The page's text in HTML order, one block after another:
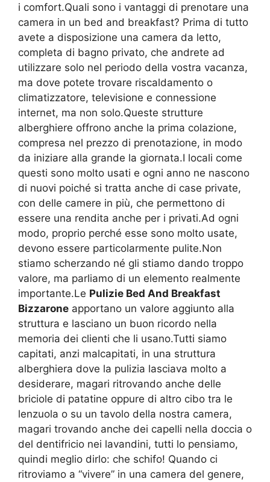
i comfort.Quali sono i vantaggi di prenotare una
camera in un bed and breakfast? Prima di tutto
avete a disposizione una camera da letto,
completa di bagno privato, che andrete ad
utilizzare solo nel periodo della vostra vacanza,
ma dove potete trovare riscaldamento o
climatizzatore, televisione e connessione
internet, ma non solo.Queste strutture
alberghiere offrono anche la prima colazione,
compresa nel prezzo di prenotazione, in modo
da iniziare alla grande la giornata.I locali come
questi sono molto usati e ogni anno ne nascono
di nuovi poiché si tratta anche di case private,
con delle camere in più, che permettono di
essere una rendita anche per i privati.Ad ogni
modo, proprio perché esse sono molto usate,
devono essere particolarmente pulite.Non
stiamo scherzando né gli stiamo dando troppo
valore, ma parliamo di un elemento realmente
importante.Le Pulizie Bed And Breakfast
Bizzarone apportano un valore aggiunto alla
struttura e lasciano un buon ricordo nella
memoria dei clienti che li usano.Tutti siamo
capitati, anzi malcapitati, in una struttura
alberghiera dove la pulizia lasciava molto a
desiderare, magari ritrovando anche delle
briciole di patatine oppure di altro cibo tra le
lenzuola o su un tavolo della nostra camera,
magari trovando anche dei capelli nella doccia o
del dentifricio nei lavandini, tutti lo pensiamo,
quindi meglio dirlo: che schifo! Quando ci
ritroviamo a “vivere” in una camera del genere,